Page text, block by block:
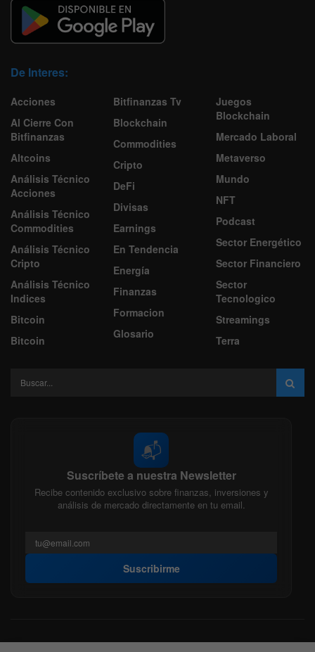
De Interes:
Acciones
Al Cierre Con
Bitfinanzas
Altcoins
Análisis Técnico
Acciones
Análisis Técnico
Commodities
Análisis Técnico
Cripto
Análisis Técnico
Indices
Bitcoin
Bitcoin
Bitfinanzas Tv
Blockchain
Commodities
Cripto
DeFi
Divisas
Earnings
En Tendencia
Energía
Finanzas
Formacion
Glosario
Juegos
Blockchain
Mercado Laboral
Metaverso
Mundo
NFT
Podcast
Sector Energético
Sector Financiero
Sector
Tecnologico
Streamings
Terra
📬
Suscríbete a nuestra Newsletter
Recibe contenido exclusivo sobre finanzas, inversiones y
análisis de mercado directamente en tu email.
Suscribirme